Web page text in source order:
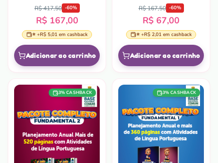
R$ 417,50 -60%
R$ 167,00
⭐ +R$ 5,01 em cashback
Adicionar ao carrinho
R$ 167,50 -60%
R$ 67,00
⭐ +R$ 2,01 em cashback
Adicionar ao carrinho
3% CASHBACK 3% CASHBACK